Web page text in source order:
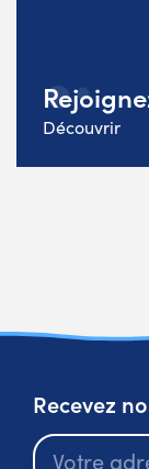
Découvrir
Recevez